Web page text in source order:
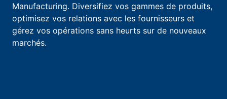
Manufacturing. Diversifiez vos gammes de produits,
optimisez vos relations avec les fournisseurs et
gérez vos opérations sans heurts sur de nouveaux
marchés.